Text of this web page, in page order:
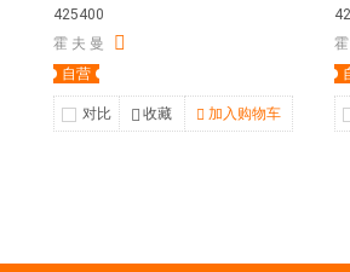
425400
霍 夫 曼
自营
对比 收藏 加入购物车